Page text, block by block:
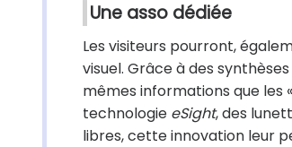
Une asso dédiée
Les visiteurs pourront,
visuel. Grâce à des
mêmes informations que les «
technologie eSight, des
libres, cette innovation leur